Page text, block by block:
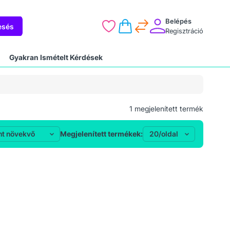
Belépés
Regisztráció
Gyakran Ismételt Kérdések
1 megjelenített termék
Megjelenített termékek: